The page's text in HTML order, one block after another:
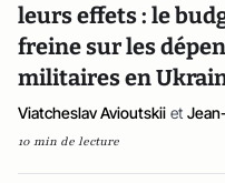
leurs effets : le
freine sur les
militaires en
Viatcheslav Avioutskii et
10 min de lecture